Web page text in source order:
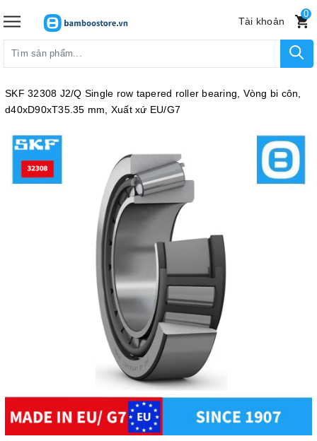
Tài khoản
0
SKF 32308 J2/Q Single row tapered roller bearing, Vòng bi côn,
d40xD90xT35.35 mm, Xuất xứ EU/G7